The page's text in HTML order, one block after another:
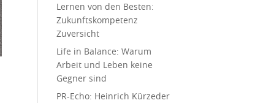
Lernen von den Besten:
Zukunftskompetenz
Zuversicht
Life in Balance: Warum
Arbeit und Leben keine
Gegner sind
PR-Echo: Heinrich Kürzeder